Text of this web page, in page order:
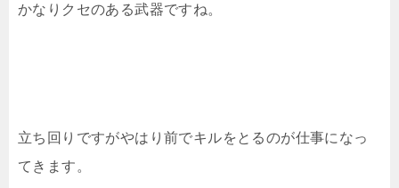
かなりクセのある武器ですね。
立ち回りですがやはり前でキルをとるのが仕事になっ
てきます。